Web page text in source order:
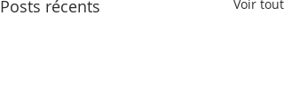
Posts récents Voir tout